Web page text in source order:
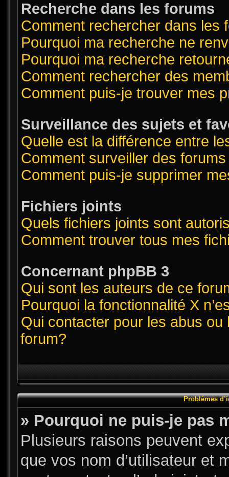
Recherche dans les forums
Comment rechercher dans les
Pourquoi ma recherche ne
Pourquoi ma recherche
Comment rechercher des
Comment puis-je trouver mes
Surveillance des sujets et
Quelle est la différence entre
Comment surveiller des
Comment puis-je supprimer
Fichiers joints
Quels fichiers joints sont
Comment trouver tous mes
Concernant phpBB 3
Qui sont les auteurs de ce
Pourquoi la fonctionnalité X
Qui contacter pour les abus
forum?
Problèmes
» Pourquoi ne puis-je pas
Plusieurs raisons peuvent
que vos nom d’utilisateur et